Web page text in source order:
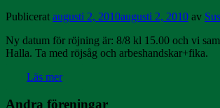
Publicerat augusti 2, 2010augusti 2, 2010 av
Ny datum för röjning är: 8/8 kl 15.00 och vi
Halla. Ta med röjsåg och arbeshandskar+fika.
Läs mer
Andra föreningar